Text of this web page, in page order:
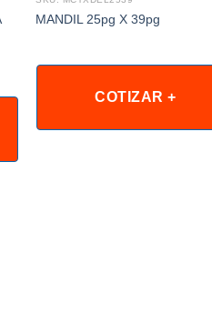
MANDIL 25pg X 39pg
COTIZAR +